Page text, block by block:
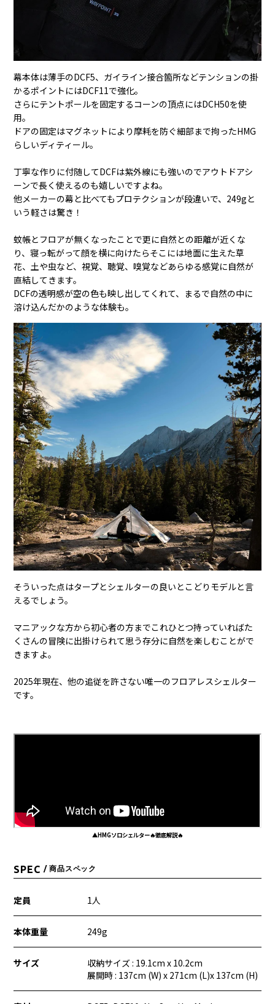
幕本体は薄手のDCF5、ガイライン接合箇所などテンションの掛
かるポイントにはDCF11で強化。
さらにテントポールを固定するコーンの頂点にはDCH50を使
用。
ドアの固定はマグネットにより摩耗を防ぐ細部まで拘ったHMG
らしいディティール。
丁寧な作りに付随してDCFは紫外線にも強いのでアウトドアシ
ーンで長く使えるのも嬉しいですよね。
他メーカーの幕と比べてもプロテクションが段違いで、249gと
いう軽さは驚き！
蚊帳とフロアが無くなったことで更に自然との距離が近くな
り、寝っ転がって顔を横に向けたらそこには地面に生えた草
花、土や虫など、視覚、聴覚、嗅覚などあらゆる感覚に自然が
直結してきます。
DCFの透明感が空の色も映し出してくれて、まるで自然の中に
溶け込んだかのような体験も。
そういった点はタープとシェルターの良いとこどりモデルと言
えるでしょう。
マニアックな方から初心者の方までこれひとつ持っていればた
くさんの冒険に出掛けられて思う存分に自然を楽しむことがで
きますよ。
2025年現在、他の追従を許さない唯一のフロアレスシェルター
です。
▲HMGソロシェルター🔥徹底解説🔥
SPEC / 商品スペック
定員 1人
本体重量 249g
サイズ
収納サイズ : 19.1cm x 10.2cm
展開時 : 137cm (W) x 271cm (L)x 137cm (H)